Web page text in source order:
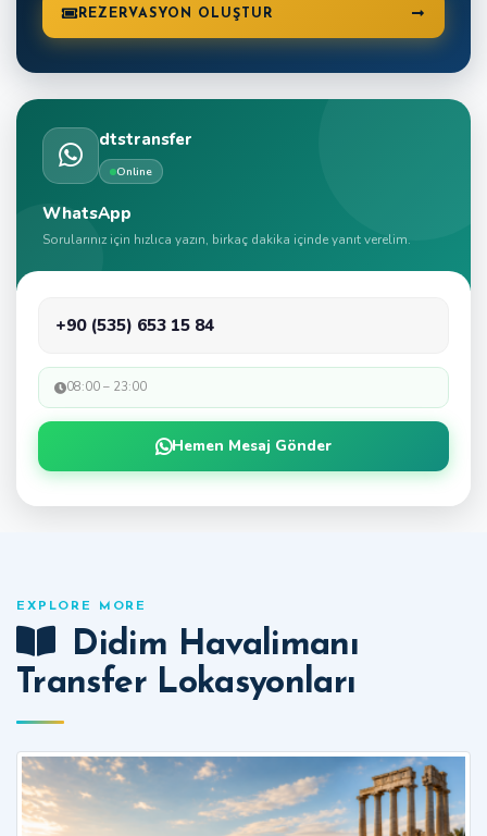
REZERVASYON OLUŞTUR
dtstransfer
Online
WhatsApp
Sorularınız için hızlıca yazın, birkaç dakika içinde yanıt verelim.
+90 (535) 653 15 84
08:00 – 23:00
Hemen Mesaj Gönder
EXPLORE MORE
Didim Havalimanı
Transfer Lokasyonları